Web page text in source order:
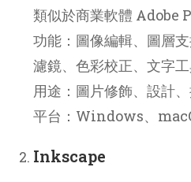
類似於商業軟體 Adobe
功能：圖像編輯、圖層
濾鏡、色彩校正、文字工
用途：圖片修飾、設計
平台：Windows、
Inkscape